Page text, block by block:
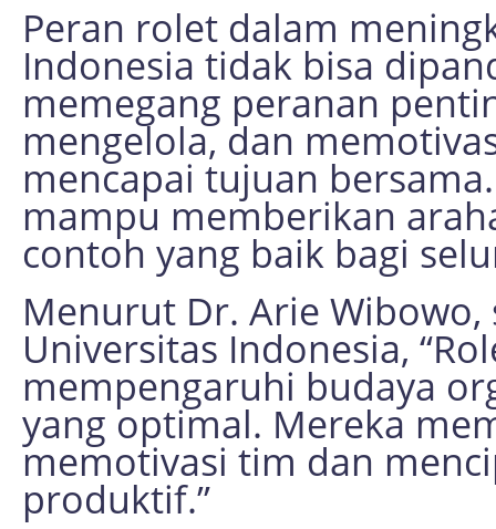
Peran rolet dalam
Indonesia tidak bisa
memegang peranan
mengelola, dan
mencapai tujuan
mampu memberikan
contoh yang baik bagi
Menurut Dr. Arie
Universitas Indonesia,
mempengaruhi budaya
yang optimal. Mereka
memotivasi tim dan
produktif.”